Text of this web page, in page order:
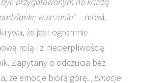
w sezonie”– mówi.
że jest ogromnie
rolą i z niecierpliwością
Zapytany o odczucia bez
że emocje biorą górę. „Emocje